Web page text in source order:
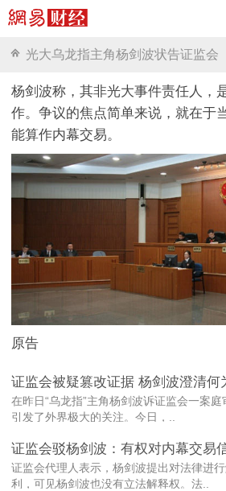
光大乌龙指主角杨剑波状告证监会
杨剑波称，其非光大事件责任人，
作。争议的焦点简单来说，就在于
能算作内幕交易。
原告
证监会被疑篡改证据 杨剑波澄清何
在昨日“乌龙指”主角杨剑波诉证监会一案
引发了外界极大的关注。今日，..
证监会驳杨剑波：有权对内幕交易
证监会代理人表示，杨剑波提出对法律进
利，可见杨剑波也没有立法解释权。法..